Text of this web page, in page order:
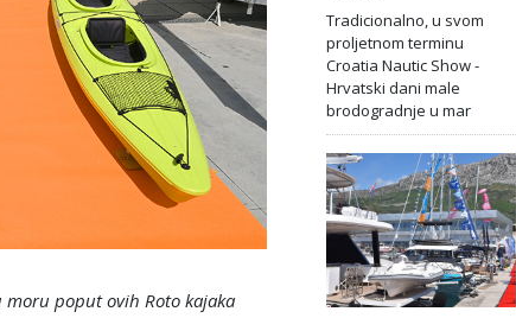
moru poput ovih Roto kajaka
Tradicionalno, u svom
proljetnom terminu
Croatia Nautic Show -
Hrvatski dani male
brodogradnje u mar